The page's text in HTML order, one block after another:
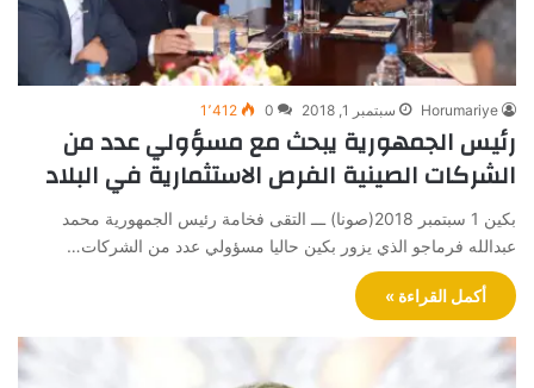
Horumariye سبتمبر 1, 2018 0 1٬412
رئيس الجمهورية يبحث مع مسؤولي عدد من
الشركات الصينية الفرص الاستثمارية في البلاد
بكين 1 سبتمبر 2018(صونا) ـــ التقى فخامة رئيس الجمهورية محمد
عبدالله فرماجو الذي يزور بكين حاليا مسؤولي عدد من الشركات…
أكمل القراءة »